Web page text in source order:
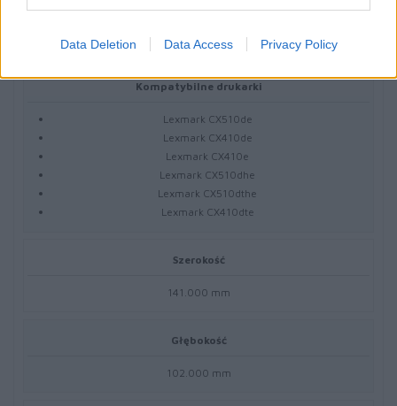
Data Deletion Data Access Privacy Policy
3000 stron
Kompatybilne drukarki
Lexmark CX510de
Lexmark CX410de
Lexmark CX410e
Lexmark CX510dhe
Lexmark CX510dthe
Lexmark CX410dte
Szerokość
141.000 mm
Głębokość
102.000 mm